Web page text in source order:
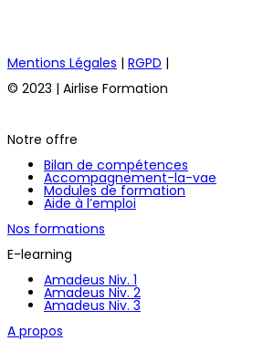
Mentions Légales | RGPD |
© 2023 | Airlise Formation
Notre offre
Bilan de compétences
Accompagnement-la-vae
Modules de formation
Aide à l’emploi
Nos formations
E-learning
Amadeus Niv. 1
Amadeus Niv. 2
Amadeus Niv. 3
A propos